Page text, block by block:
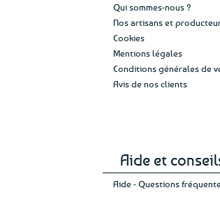
Qui sommes-nous ?
Nos artisans et
Cookies
Mentions légales
Conditions générales de
Avis de nos clients
Aide et
Aide - Questions